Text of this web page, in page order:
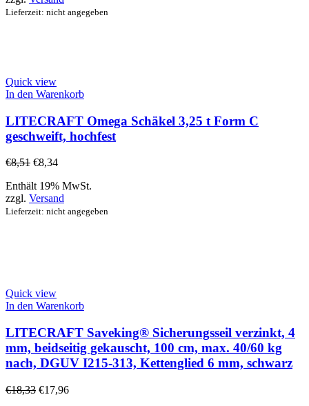
Lieferzeit: nicht angegeben
Quick view
In den Warenkorb
LITECRAFT Omega Schäkel 3,25 t Form C
geschweift, hochfest
€8,51 €8,34
Enthält 19% MwSt.
zzgl. Versand
Lieferzeit: nicht angegeben
Quick view
In den Warenkorb
LITECRAFT Saveking® Sicherungsseil verzinkt, 4
mm, beidseitig gekauscht, 100 cm, max. 40/60 kg
nach, DGUV I215-313, Kettenglied 6 mm, schwarz
€18,33 €17,96